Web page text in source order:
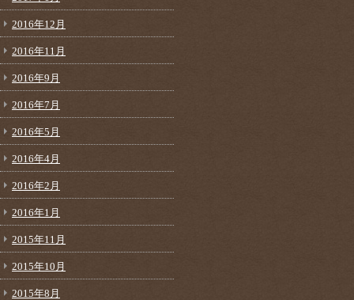
2016年12月
2016年11月
2016年9月
2016年7月
2016年5月
2016年4月
2016年2月
2016年1月
2015年11月
2015年10月
2015年8月